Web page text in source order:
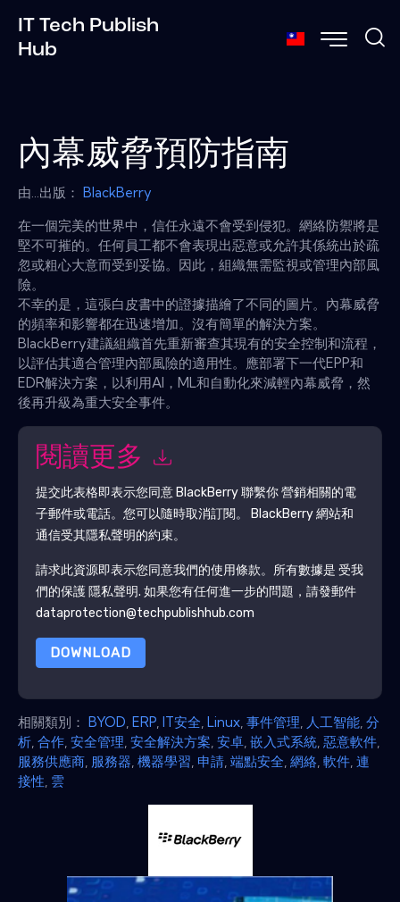
IT Tech Publish
Hub
內幕威脅預防指南
由...出版： BlackBerry
在一個完美的世界中，信任永遠不會受到侵犯。網絡防禦將是
堅不可摧的。任何員工都不會表現出惡意或允許其係統出於疏
忽或粗心大意而受到妥協。因此，組織無需監視或管理內部風
險。
不幸的是，這張白皮書中的證據描繪了不同的圖片。內幕威脅
的頻率和影響都在迅速增加。沒有簡單的解決方案。
BlackBerry建議組織首先重新審查其現有的安全控制和流程，
以評估其適合管理內部風險的適用性。應部署下一代EPP和
EDR解決方案，以利用AI，ML和自動化來減輕內幕威脅，然
後再升級為重大安全事件。
閱讀更多
提交此表格即表示您同意 BlackBerry聯繫你 營銷相關的電
子郵件或電話。您可以隨時取消訂閱。
BlackBerry網站和
通信受其隱私聲明的約束。
請求此資源即表示您同意我們的使用條款。所有數據是 受我
們的保護 隱私聲明. 如果您有任何進一步的問題，請發郵件
dataprotection@techpublishhub.com
DOWNLOAD
相關類別： BYOD ERP IT安全 Linux 事件管理 人工智能 分
析 合作 安全管理 安全解決方案 安卓 嵌入式系統 惡意軟件
服務供應商 服務器 機器學習 申請 端點安全 網絡 軟件 連
接性 雲